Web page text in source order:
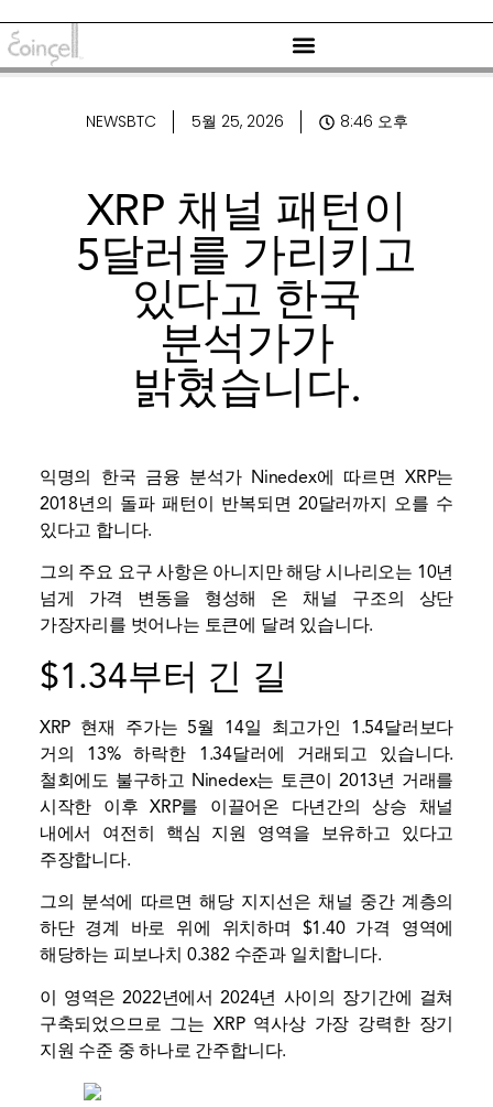
NEWSBTC 5월 25, 2026 8:46 오후
XRP 채널 패턴이
5달러를 가리키고
있다고 한국
분석가가
밝혔습니다.
익명의 한국 금융 분석가 Ninedex에 따르면 XRP는
2018년의 돌파 패턴이 반복되면 20달러까지 오를 수
있다고 합니다.
그의 주요 요구 사항은 아니지만 해당 시나리오는 10년
넘게 가격 변동을 형성해 온 채널 구조의 상단
가장자리를 벗어나는 토큰에 달려 있습니다.
$1.34부터 긴 길
XRP 현재 주가는 5월 14일 최고가인 1.54달러보다
거의 13% 하락한 1.34달러에 거래되고 있습니다.
철회에도 불구하고 Ninedex는 토큰이 2013년 거래를
시작한 이후 XRP를 이끌어온 다년간의 상승 채널
내에서 여전히 핵심 지원 영역을 보유하고 있다고
주장합니다.
그의 분석에 따르면 해당 지지선은 채널 중간 계층의
하단 경계 바로 위에 위치하며 $1.40 가격 영역에
해당하는 피보나치 0.382 수준과 일치합니다.
이 영역은 2022년에서 2024년 사이의 장기간에 걸쳐
구축되었으므로 그는 XRP 역사상 가장 강력한 장기
지원 수준 중 하나로 간주합니다.